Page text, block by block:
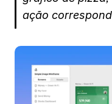
ação